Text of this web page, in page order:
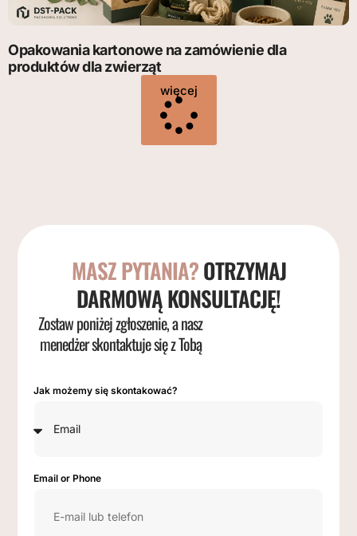
Opakowania kartonowe na zamówienie dla
produktów dla zwierząt
więcej
MASZ PYTANIA?OTRZYMAJ
DARMOWĄ KONSULTACJĘ!
Zostaw poniżej zgłoszenie, a nasz
menedżer skontaktuje się z Tobą
Jak możemy się skontakować?
Email or Phone